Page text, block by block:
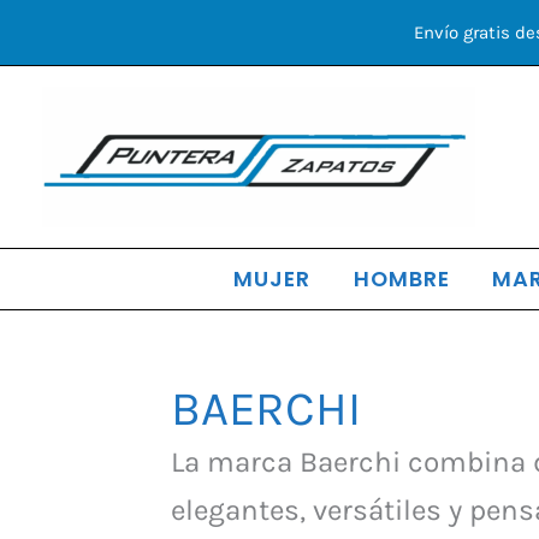
Envío gratis
MUJER HOMBRE
BAERCHI
La marca Baerchi
elegantes, versátiles y